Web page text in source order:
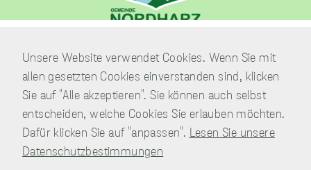
Am Park 7
38871 Nordharz / OT Wasserleben
Telefon:039451.600 0
E-Mail:Schreiben Sie uns!
Unsere Website verwendet Cookies. Wenn Sie mit
allen gesetzten Cookies einverstanden sind, klicken
Sie auf "Alle akzeptieren". Sie können auch selbst
entscheiden, welche Cookies Sie erlauben möchten.
Dafür klicken Sie auf "anpassen". Lesen Sie unsere
Datenschutzbestimmungen
Cookies
sind
unverzichtbar,
damit wir Ihnen
grundlegende
und sichere